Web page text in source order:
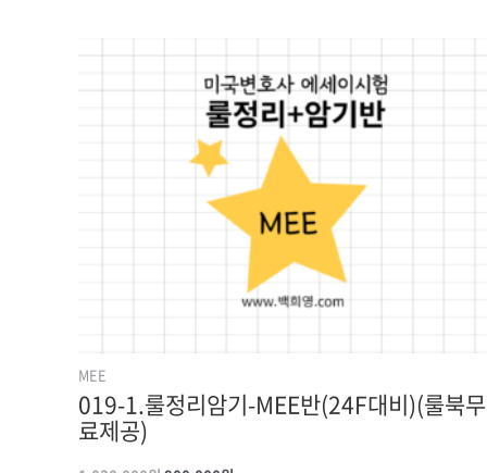
MEE
019-1.룰정리암기-MEE반(24F대비)(룰북무
료제공)
1,030,000원.900,000원.